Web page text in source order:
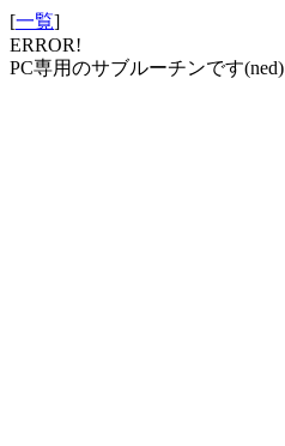
[一覧]
ERROR!
PC専用のサブルーチンです(ned)